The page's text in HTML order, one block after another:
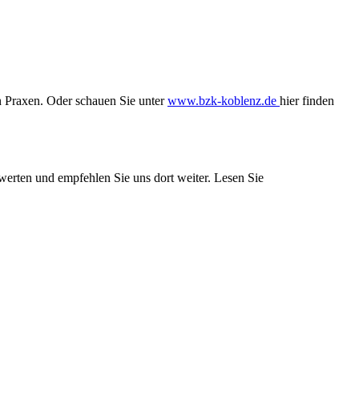
Oder schauen Sie unterwww.bzk-koblenz.de hier finden
und empfehlen Sie uns dort weiter. Lesen Sie